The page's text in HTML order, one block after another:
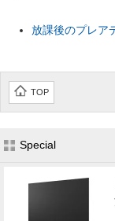
放課後のプレア
TOP
Special